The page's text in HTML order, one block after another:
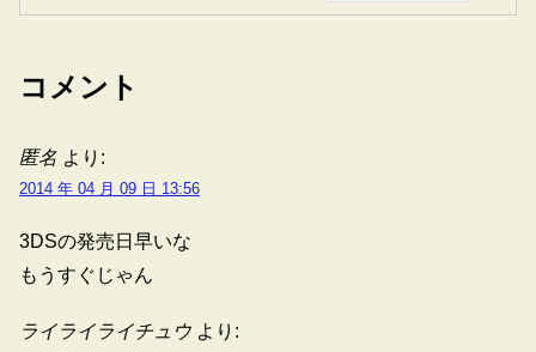
コメント
匿名 より:
2014 年 04 月 09 日 13:56
3DSの発売日早いな
もうすぐじゃん
ライライライチュウ より: